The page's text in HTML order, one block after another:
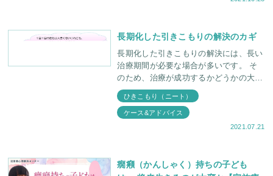
長期化した引きこもりの解決のカギ
長期化した引きこもりの解決には、長い
治療期間が必要な場合が多いです。 そ
のため、治療が成功するかどうかの大き
な要因の１つは、 親御さんのカウンセ
リングに通うモチベーション（やる気）
が長期間続くこと
ひきこもり（ニート）
ケース&アドバイス
2021.07.21
癇癪（かんしゃく）持ちの子ども